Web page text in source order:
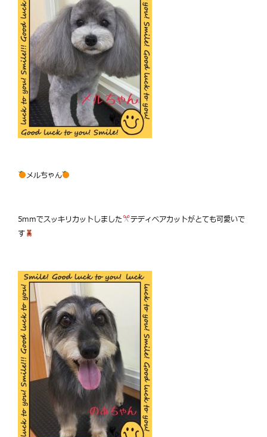
メルちゃん
5mmでスッキリカットしました
テディベアカットがとても可愛いで
す